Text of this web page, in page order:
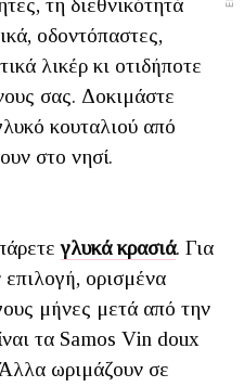
τη διεθνικότητά
οδοντόπαστες,
λικέρ κι οτιδήποτε
σας. Δοκιμάστε
κουταλιού από
στο νησί.
γλυκά κρασιά. Για
ορισμένα
μήνες μετά από την
τα Samos Vin doux
ωριμάζουν σε